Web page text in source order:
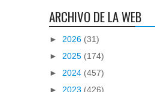
ARCHIVO DE LA WEB
► 2026 (31)
► 2025 (174)
► 2024 (457)
► 2023 (426)